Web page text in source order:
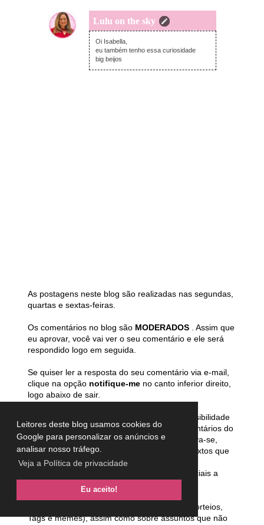
Leitores deste blog usamos cookies do
Google para personalizar os anúncios e
analisar nosso tráfego.
Veja a Política de privacidade
Eu aceito!
Lulu on the sky
sexta-feira, dezembro 05, 2014
Oi Isabella,
eu também tenho essa curiosidade
big beijos
As postagens neste blog são realizadas nas segundas,
quartas e sextas-feiras.
Os comentários no blog são MODERADOS
. Assim que
eu aprovar, você vai ver o seu comentário e ele será
respondido logo em seguida.
Se quiser ler a resposta do seu comentário via e-mail,
clique na opção notifique-me no canto inferior direito,
logo abaixo de sair.
A legislação brasileira prevê possibilidade
de punir o blogueiro pelos conteúdos e comentários do
blog, sendo assim, a autora deste blog reserva-se,
desde já, o direito de excluir comentários e textos que
julgar ofensivos, difamatórios, caluniosos,
preconceituosos ou de alguma forma prejudiciais a
Comentários contendo SPAM (convite para sorteios,
Tags e memes), assim como sobre assuntos que não